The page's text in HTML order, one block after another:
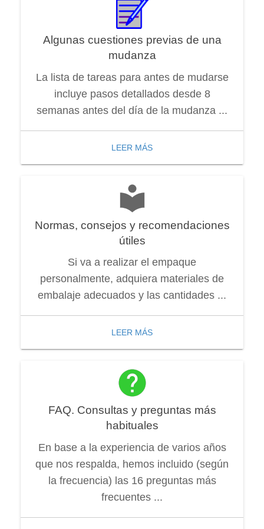
Algunas cuestiones previas de una
mudanza
La lista de tareas para antes de mudarse
incluye pasos detallados desde 8
semanas antes del día de la mudanza ...
LEER MÁS
Normas, consejos y recomendaciones
útiles
Si va a realizar el empaque
personalmente, adquiera materiales de
embalaje adecuados y las cantidades ...
LEER MÁS
FAQ. Consultas y preguntas más
habituales
En base a la experiencia de varios años
que nos respalda, hemos incluido (según
la frecuencia) las 16 preguntas más
frecuentes ...